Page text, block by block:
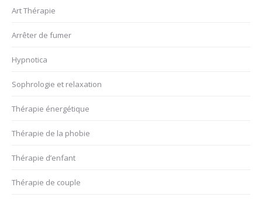
Art Thérapie
Arrêter de fumer
Hypnotica
Sophrologie et relaxation
Thérapie énergétique
Thérapie de la phobie
Thérapie d’enfant
Thérapie de couple